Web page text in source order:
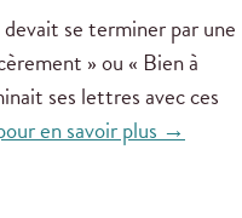
se terminer par une
» ou « Bien à
ses lettres avec ces
en savoir plus →